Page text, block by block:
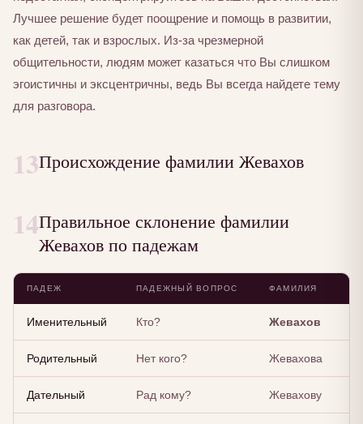
Лучшее решение будет поощрение и помощь в развитии,
как детей, так и взрослых. Из-за чрезмерной
общительности, людям может казаться что Вы слишком
эгоистичны и эксцентричны, ведь Вы всегда найдете тему
для разговора.
13Происхождение фамилии Жевахов
14Правильное склонение фамилии
Жевахов по падежам
ПАДЕЖ ПАДЕЖНЫЙ ВОПРОС ФАМИЛИЯ
Именительный Кто? Жевахов
Родительный Нет кого? Жевахова
Дательный Рад кому? Жевахову